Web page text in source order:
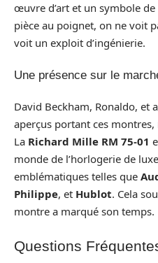
œuvre d’art et un symbole
pièce au poignet, on ne voit
voit un exploit d’ingénierie.
Une présence sur le
David Beckham, Ronaldo, et
aperçus portant ces
La Richard Mille RM 75-01
monde de l’horlogerie de
emblématiques telles que
Philippe, et Hublot. Cela
montre a marqué son temps.
Questions